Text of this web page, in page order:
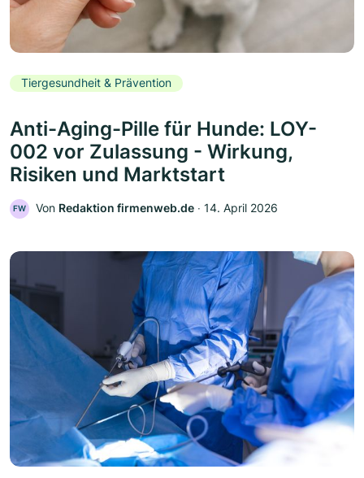
Tiergesundheit & Prävention
Anti-Aging-Pille für Hunde: LOY-
002 vor Zulassung - Wirkung,
Risiken und Marktstart
FW Von Redaktion firmenweb.de ‧ 14. April 2026